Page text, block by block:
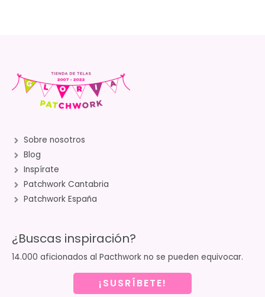
Sobre nosotros
Blog
Inspírate
Patchwork Cantabria
Patchwork España
¿Buscas inspiración?
14.000 aficionados al Pacthwork no se pueden equivocar.
¡SUSRÍBETE!